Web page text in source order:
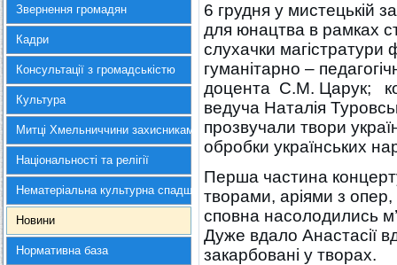
Звернення громадян
Кадри
Консультації з громадськістю
Культура
Митці Хмельниччини захисникам України
Національності та релігії
Нематеріальна культурна спадщина
Новини
Нормативна база
6 грудня у мистецькій
для юнацтва в рамках
слухачки магістратури
гуманітарно –
доцента С.М. Царук;
ведуча Наталія
прозвучали твори
обробки українських
Перша частина
творами, аріями з
сповна насолодились
Дуже вдало Анастасії
закарбовані у творах.